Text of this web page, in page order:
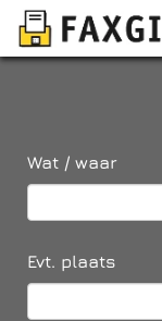
Wat / waar
Evt. plaats